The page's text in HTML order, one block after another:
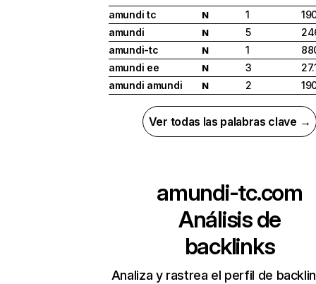
amundi tc
N 1
amundi
N 5
amundi-tc
N 1
amundi ee
N 3
amundi amundi
N 2
Ver todas las palabras clave →
amundi-tc.com
Análisis de
backlinks
Analiza y rastrea el perfil de